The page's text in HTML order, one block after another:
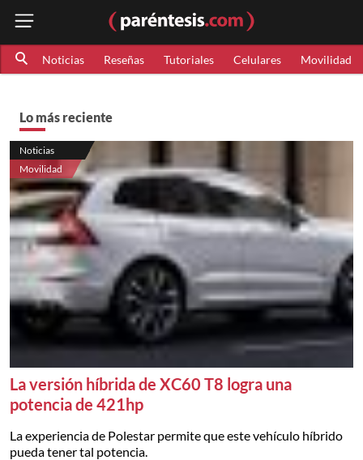
Noticias Reseñas Tutoriales Celulares Movilidad
Lo más reciente
Noticias
Movilidad
La versión híbrida de XC60 T8 logra una
potencia de 421hp
La experiencia de Polestar permite que este vehículo híbrido
pueda tener tal potencia.